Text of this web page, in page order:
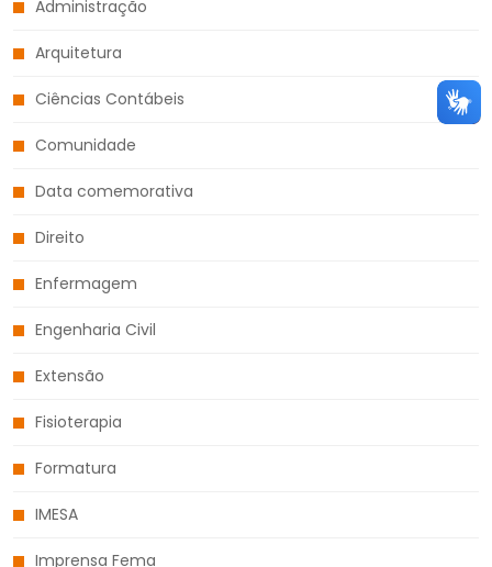
Administração
Arquitetura
Ciências Contábeis
Comunidade
Data comemorativa
Direito
Enfermagem
Engenharia Civil
Extensão
Fisioterapia
Formatura
IMESA
Imprensa Fema